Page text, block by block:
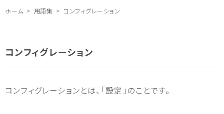
ホーム 用語集 コンフィグレーション
コンフィグレーション
コンフィグレーションとは、「設定」のことです。